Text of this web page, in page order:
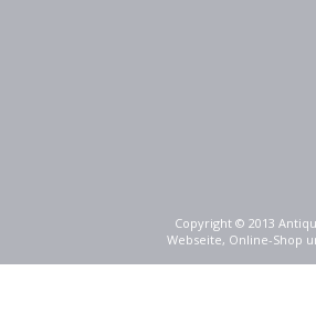
Copyright © 2013
Webseite, Online-Shop